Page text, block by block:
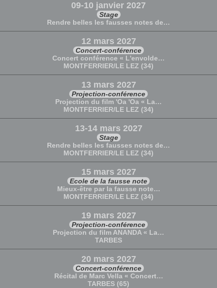
09-10 janvier 2027
Stage
Rendre belles les fausses notes de…
12 mars 2027
Concert-conférence
Concert conférence « L'envolde…
MONTFERRIER/LE LEZ (34)
13 mars 2027
Projection-conférence
Projection du film 'Oa 'Oa « La…
MONTFERRIER/LE LEZ (34)
13-14 mars 2027
Stage
Rendre belles les fausses notes de…
MONTFERRIER/LE LEZ (34)
15 mars 2027
Ecole de la fausse note
Mieux-être par la fausse note…
MONTFERRIER/LE LEZ (34)
19 mars 2027
Projection-conférence
Projection du film ANANDA « La…
TARBES
20 mars 2027
Concert-conférence
Récital de Marc Vella « Concert…
TARBES (65)